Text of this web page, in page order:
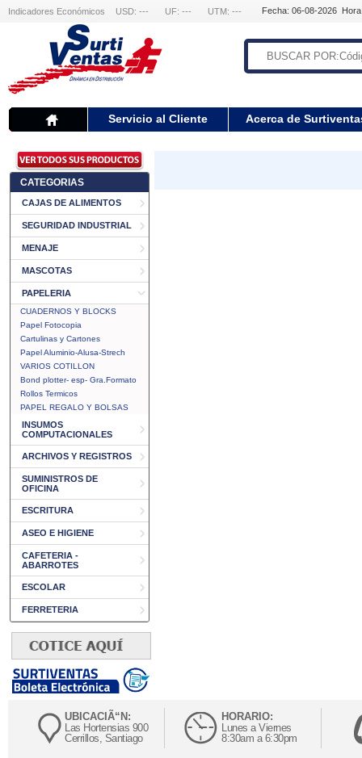
Indicadores Económicos USD: --- UF: --- UTM: --- Fecha: 06-08-2026
Servicio al Cliente Acerca de
CATEGORIAS
CAJAS DE ALIMENTOS
SEGURIDAD INDUSTRIAL
MENAJE
MASCOTAS
PAPELERIA
CUADERNOS Y BLOCKS
Papel Fotocopia
Cartulinas y Cartones
Papel Aluminio-Alusa-Strech
VARIOS COTILLON
Bond plotter- esp- Gra.Formato
Rollos Termicos
PAPEL REGALO Y BOLSAS
INSUMOS
COMPUTACIONALES
ARCHIVOS Y REGISTROS
SUMINISTROS DE
OFICINA
ESCRITURA
ASEO E HIGIENE
CAFETERIA -
ABARROTES
ESCOLAR
FERRETERIA
UBICACIÃ“N:
Las Hortensias 900
Cerrillos, Santiago
HORARIO:
Lunes a Viernes
8:30am a 6:30pm